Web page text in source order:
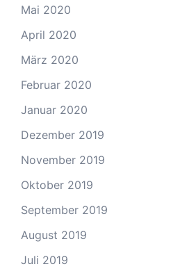
Mai 2020
April 2020
März 2020
Februar 2020
Januar 2020
Dezember 2019
November 2019
Oktober 2019
September 2019
August 2019
Juli 2019